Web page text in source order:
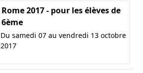
Rome 2017 - pour les élèves de
6ème
Du samedi 07 au vendredi 13 octobre
2017